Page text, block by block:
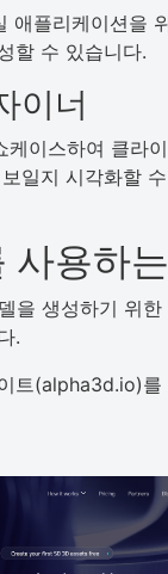
애플리케이션을
할 수 있습니다.
이너
이스하여 클라
일지 시각화할
용하
을 생성하기 위한
.
트(alpha3d.io)를